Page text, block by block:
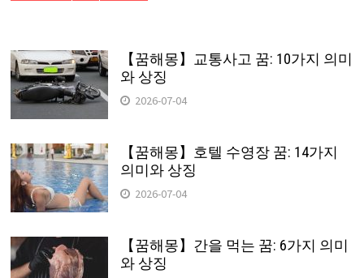
【꿈해몽】교통사고 꿈: 10가지 의미
와 상징
2026-07-04
【꿈해몽】호텔 수영장 꿈: 14가지
의미와 상징
2026-07-04
【꿈해몽】간을 먹는 꿈: 6가지 의미
와 상징